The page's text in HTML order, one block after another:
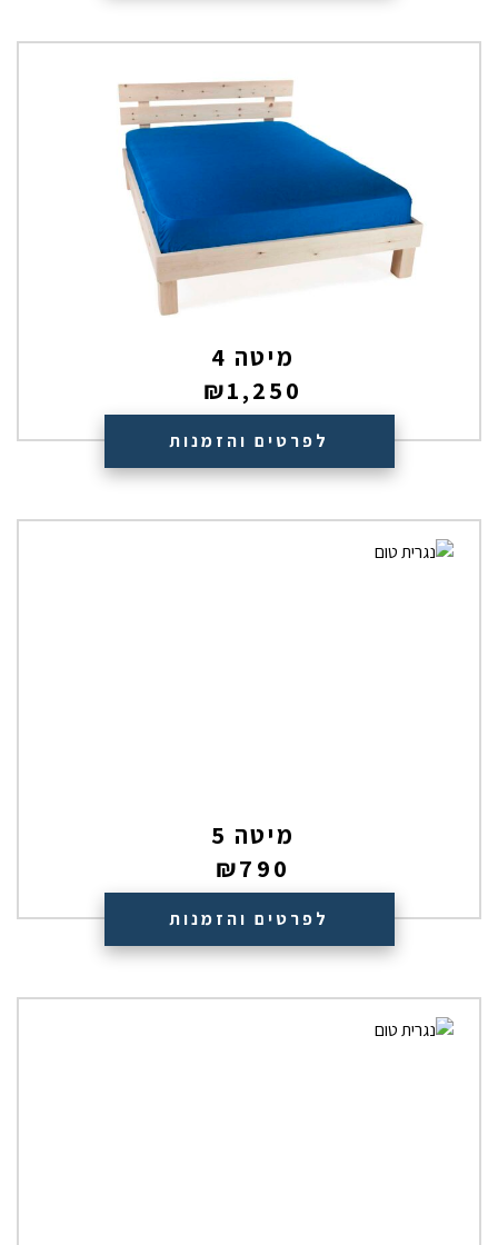
מיטה 4
₪1,250
לפרטים והזמנות
מיטה 5
₪790
לפרטים והזמנות